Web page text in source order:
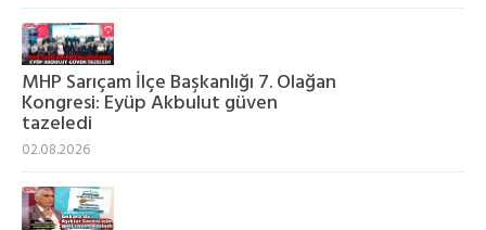
MHP Sarıçam İlçe Başkanlığı 7. Olağan
Kongresi: Eyüp Akbulut güven
tazeledi
02.08.2026